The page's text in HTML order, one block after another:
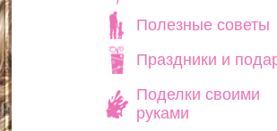
Полезные советы
Праздники и
Поделки своими
руками